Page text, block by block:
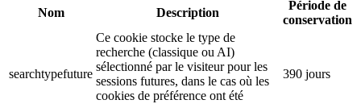
Nom Description
Période de
conservation
searchtypefuture
Ce cookie stocke le type de
recherche (classique ou AI)
sélectionné par le visiteur pour les
sessions futures, dans le cas où les
cookies de préférence ont été
390 jours